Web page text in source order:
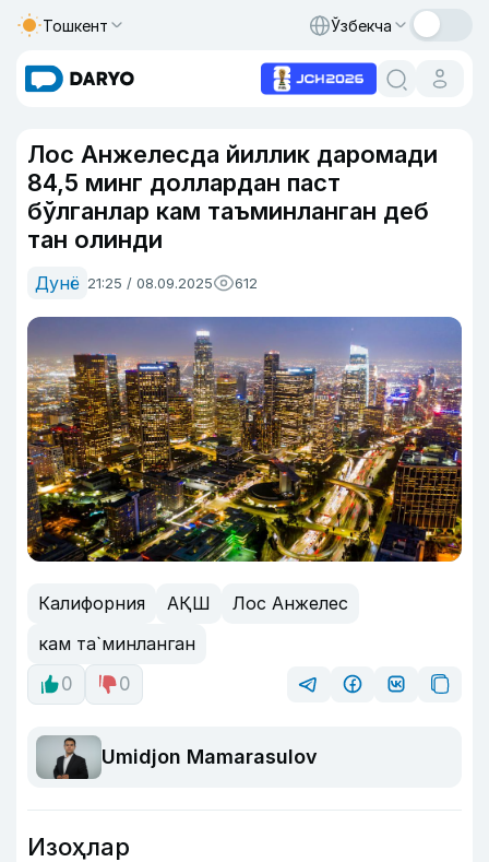
Тошкент Ўзбекча
Лос Анжелесда йиллик даромади
84,5 минг доллардан паст
бўлганлар кам таъминланган деб
тан олинди
Дунё 21:25 / 08.09.2025 612
Калифорния АҚШ
Лос Анжелес
кам та`минланган
0
0
Umidjon Mamarasulov
Изоҳлар